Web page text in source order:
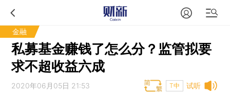
金融
私募基金赚钱了怎么分？监管拟要
求不超收益六成
试听
2020年06月05日 21:53 T中